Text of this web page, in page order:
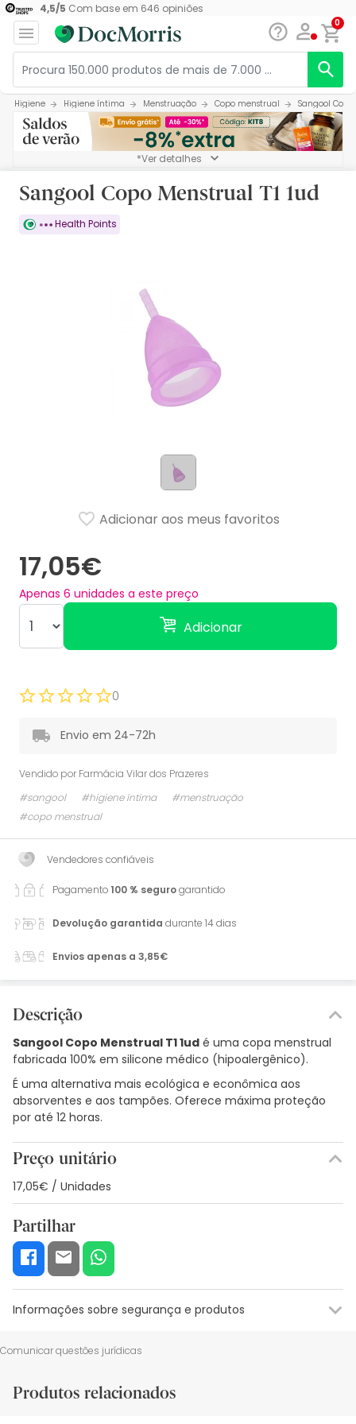
4,5/5 Com base em 646 opiniões
0
Higiene Higiene íntima Menstruação Copo menstrual Sangool Copo
*Ver detalhes
Sangool Copo Menstrual T1 1ud
Health Points
17,05€
Apenas 6 unidades a este preço
Adicionar
Adicionar aos meus favoritos
0
Envio em 24-72h
Vendido por Farmácia Vilar dos Prazeres
#sangool
#higiene íntima
#menstruação
#copo menstrual
Vendedores confiáveis
Pagamento100 % segurogarantido
Devolução garantida durante 14 dias
Envios apenas a 3,85€
Descrição
Sangool Copo Menstrual T1 1ud é uma copa menstrual
fabricada 100% em silicone médico (hipoalergênico).
É uma alternativa mais ecológica e econômica aos
absorventes e aos tampões. Oferece máxima proteção
por até 12 horas.
Preço unitário
17,05€ / Unidades
Partilhar
Informações sobre segurança e produtos
Recursos de segurança visual
De momento, não dispomos de imagens de segurança
Comunicar questões jurídicas
Produtos relacionados